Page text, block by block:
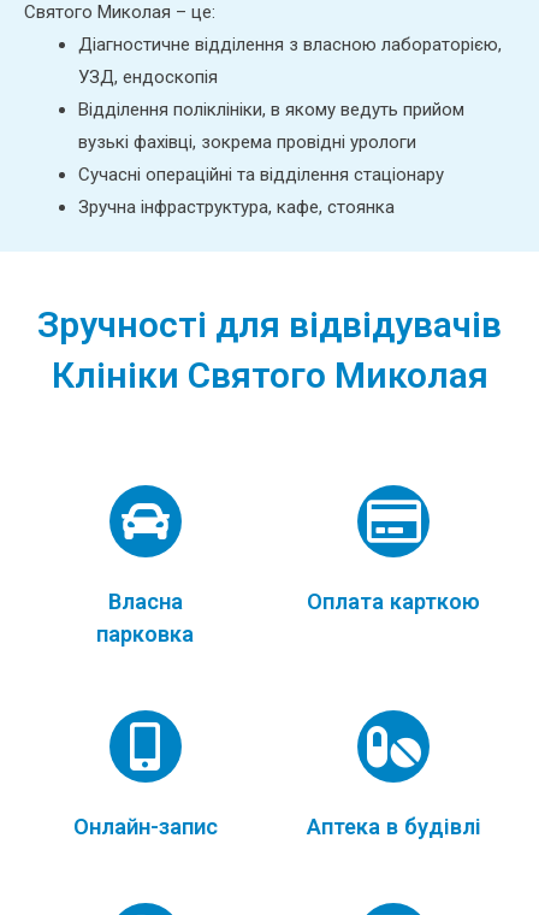
Святого Миколая – це:
Діагностичне відділення з власною лабораторією,
УЗД, ендоскопія
Відділення поліклініки, в якому ведуть прийом
вузькі фахівці, зокрема провідні урологи
Сучасні операційні та відділення стаціонару
Зручна інфраструктура, кафе, стоянка
Зручності для відвідувачів
Клініки Святого Миколая
Власна
парковка
Оплата карткою
Онлайн-запис Аптека в будівлі